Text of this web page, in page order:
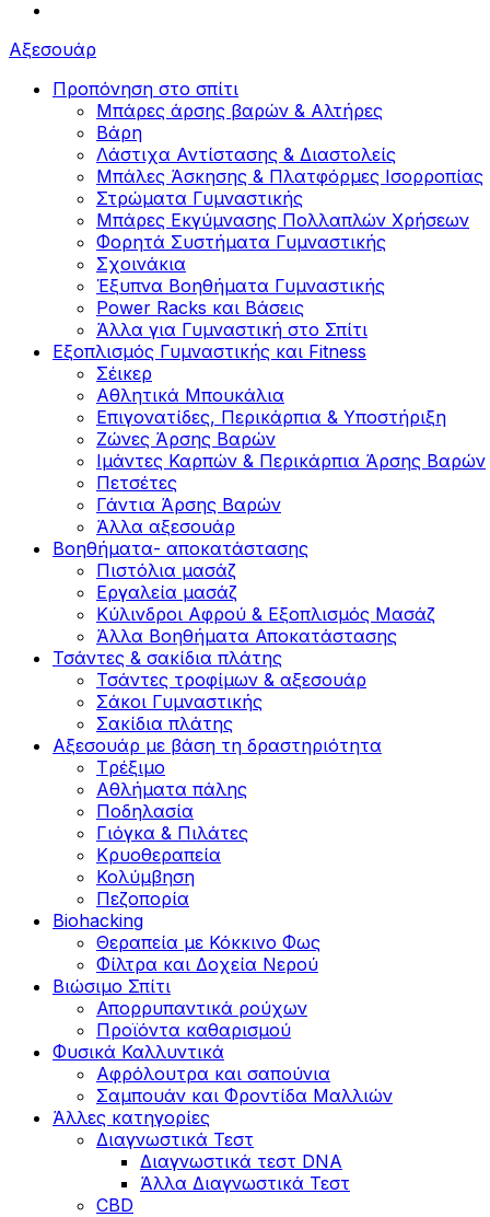
Αξεσουάρ
Προπόνηση στο σπίτι
Μπάρες άρσης βαρών & Αλτήρες
Βάρη
Λάστιχα Αντίστασης & Διαστολείς
Μπάλες Άσκησης & Πλατφόρμες Ισορροπίας
Στρώματα Γυμναστικής
Μπάρες Εκγύμνασης Πολλαπλών Χρήσεων
Φορητά Συστήματα Γυμναστικής
Σχοινάκια
Έξυπνα Βοηθήματα Γυμναστικής
Power Racks και Βάσεις
Άλλα για Γυμναστική στο Σπίτι
Εξοπλισμός Γυμναστικής και Fitness
Σέικερ
Αθλητικά Μπουκάλια
Επιγονατίδες, Περικάρπια & Υποστήριξη
Ζώνες Άρσης Βαρών
Ιμάντες Καρπών & Περικάρπια Άρσης Βαρών
Πετσέτες
Γάντια Άρσης Βαρών
Άλλα αξεσουάρ
Βοηθήματα- αποκατάστασης
Πιστόλια μασάζ
Εργαλεία μασάζ
Κύλινδροι Αφρού & Εξοπλισμός Μασάζ
Άλλα Βοηθήματα Αποκατάστασης
Τσάντες & σακίδια πλάτης
Τσάντες τροφίμων & αξεσουάρ
Σάκοι Γυμναστικής
Σακίδια πλάτης
Αξεσουάρ με βάση τη δραστηριότητα
Tρέξιμο
Αθλήματα πάλης
Ποδηλασία
Γιόγκα & Πιλάτες
Κρυοθεραπεία
Κολύμβηση
Πεζοπορία
Biohacking
Θεραπεία με Κόκκινο Φως
Φίλτρα και Δοχεία Νερού
Βιώσιμο Σπίτι
Απορρυπαντικά ρούχων
Προϊόντα καθαρισμού
Φυσικά Καλλυντικά
Αφρόλουτρα και σαπούνια
Σαμπουάν και Φροντίδα Μαλλιών
Άλλες κατηγορίες
Διαγνωστικά Τεστ
Διαγνωστικά τεστ DNA
Άλλα Διαγνωστικά Τεστ
CBD